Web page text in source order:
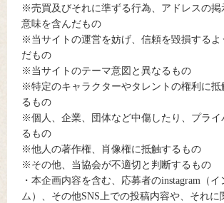
※売買及びそれに準ずる行為、アドレスの掲
意味を含んだもの
※当サイトの運営を妨げ、信頼を毀損するよ
だもの
※当サイトのテーマ意図と異なるもの
※特定のキャラクターやタレントの権利に抵
るもの
※個人、企業、団体など中傷したり、プライ
るもの
※他人の著作権、肖像権に抵触するもの
※その他、当協会が不適切と判断するもの
・本企画内容を含む、応募者のinstagram（イ
ム）、その他SNS上での投稿内容や、それに